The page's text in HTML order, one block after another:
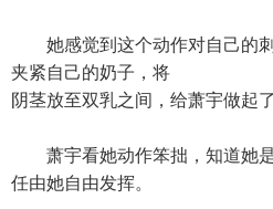
她感觉到这个动作对自己的刺
夹紧自己的奶子，将
阴茎放至双乳之间，给萧宇做起了
萧宇看她动作笨拙，知道她是
任由她自由发挥。